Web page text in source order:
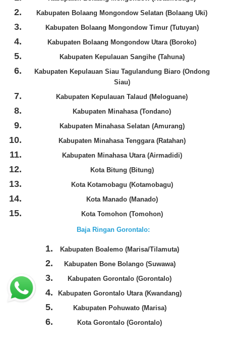
Kabupaten Bolaang Mongondow Selatan (Bolaang Uki)
Kabupaten Bolaang Mongondow Timur (Tutuyan)
Kabupaten Bolaang Mongondow Utara (Boroko)
Kabupaten Kepulauan Sangihe (Tahuna)
Kabupaten Kepulauan Siau Tagulandung Biaro (Ondong
Siau)
Kabupaten Kepulauan Talaud (Meloguane)
Kabupaten Minahasa (Tondano)
Kabupaten Minahasa Selatan (Amurang)
Kabupaten Minahasa Tenggara (Ratahan)
Kabupaten Minahasa Utara (Airmadidi)
Kota Bitung (Bitung)
Kota Kotamobagu (Kotamobagu)
Kota Manado (Manado)
Kota Tomohon (Tomohon)
Baja Ringan Gorontalo:
Kabupaten Boalemo (Marisa/Tilamuta)
Kabupaten Bone Bolango (Suwawa)
Kabupaten Gorontalo (Gorontalo)
Kabupaten Gorontalo Utara (Kwandang)
Kabupaten Pohuwato (Marisa)
Kota Gorontalo (Gorontalo)